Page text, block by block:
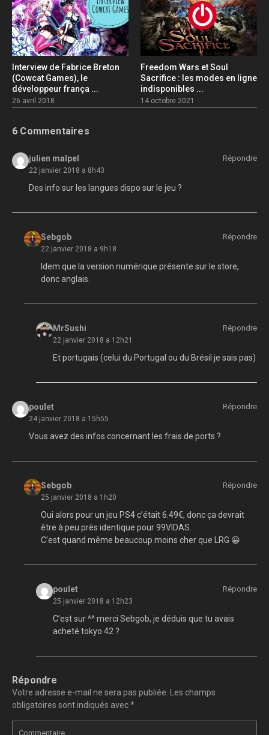
Interview de Fabrice Breton
(Cowcat Games), le
développeur frança ...
26 avril 2018
Freedom Wars et Soul
Sacrifice : les modes en ligne
indisponibles ...
14 octobre 2021
6 Commentaires
julien malpel
22 janvier 2018 a 8h43
Répondre
Des info sur les langues dispo sur le jeu ?
Sebgob
22 janvier 2018 a 9h18
Répondre
Idem que la version numérique présente sur le store,
donc anglais.
MrSushi
22 janvier 2018 a 12h21
Répondre
Et portugais (celui du Portugal ou du Brésil je sais pas)
poulet
24 janvier 2018 a 15h55
Répondre
Vous avez des infos concernant les frais de ports ?
Sebgob
25 janvier 2018 a 1h20
Répondre
Oui alors pour un jeu PS4 c’était 6.49€, donc ça devrait
être à peu près identique pour 99VIDAS.
C’est quand même beaucoup moins cher que LRG 😀
poulet
25 janvier 2018 a 12h23
Répondre
C’est sur ^^ merci Sebgob, je déduis que tu avais
acheté tokyo 42 ?
Répondre
Votre adresse e-mail ne sera pas publiée.
Les champs
obligatoires sont indiqués avec*